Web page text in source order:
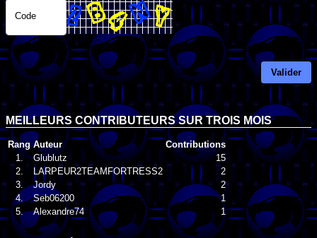
Code
Valider
MEILLEURS CONTRIBUTEURS SUR TROIS MOIS
Rang Auteur
Contributions
1.
Glublutz
15
2.
LARPEUR2TEAMFORTRESS2
2
3.
Jordy
2
4.
Seb06200
1
5.
Alexandre74 1